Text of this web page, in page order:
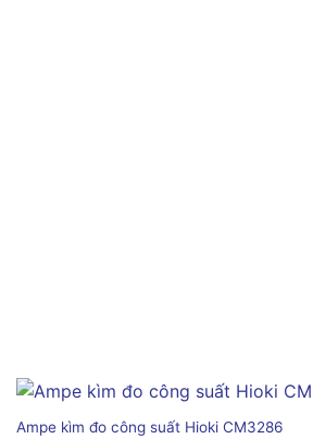
Ampe kìm đo công suất Hioki CM3286